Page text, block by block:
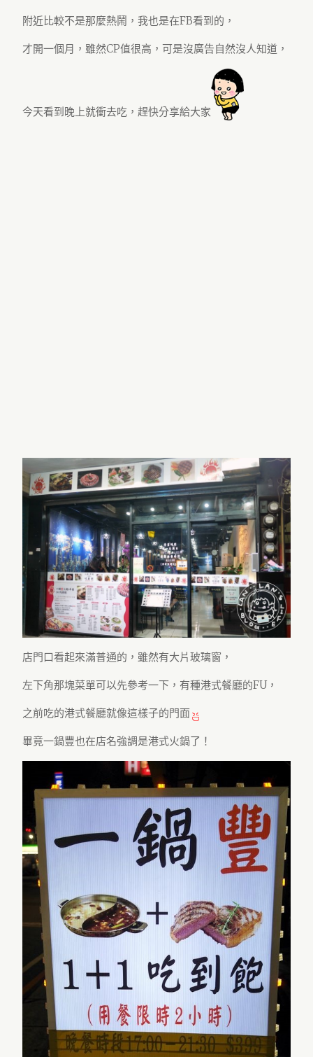
附近比較不是那麼熱鬧，我也是在FB看到的，
才開一個月，雖然CP值很高，可是沒廣告自然沒人知道，
今天看到晚上就衝去吃，趕快分享給大家
店門口看起來滿普通的，雖然有大片玻璃窗，
左下角那塊菜單可以先參考一下，有種港式餐廳的FU，
之前吃的港式餐廳就像這樣子的門面
畢竟一鍋豐也在店名強調是港式火鍋了！